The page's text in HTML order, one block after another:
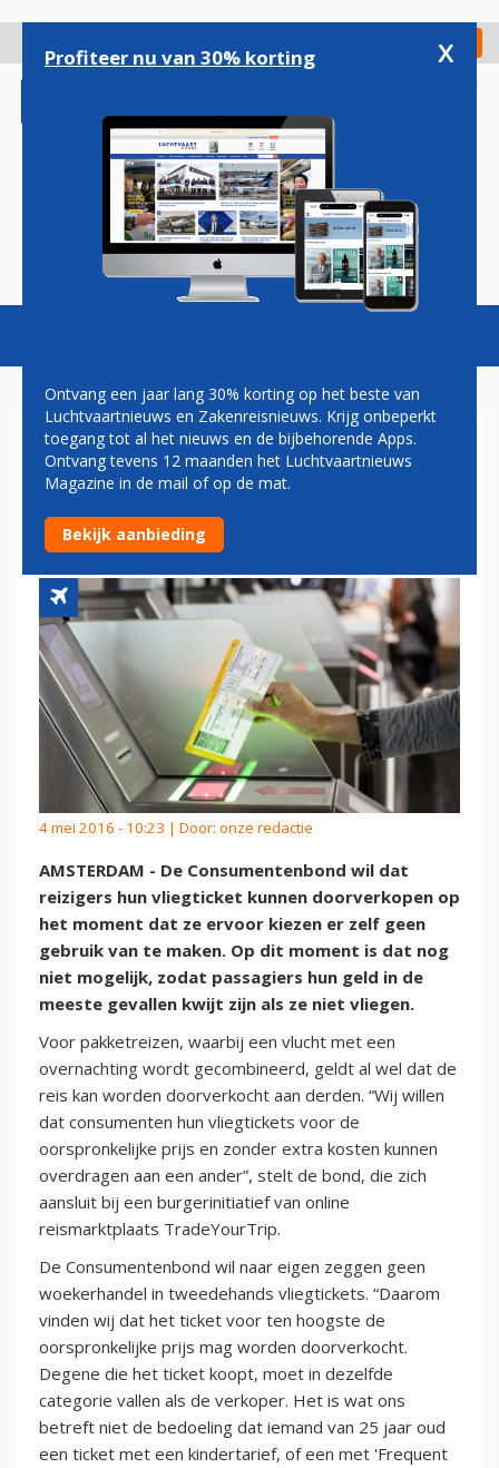
gaan
Check in
Magazine Podcasts Vacatures
CONSUMENTENBOND:
REIZIGER MOET TICKET
KUNNEN DOORVERKOPEN
4 mei 2016 - 10:23 | Door: onze redactie
AMSTERDAM - De Consumentenbond wil dat
reizigers hun vliegticket kunnen doorverkopen op
het moment dat ze ervoor kiezen er zelf geen
gebruik van te maken. Op dit moment is dat nog
niet mogelijk, zodat passagiers hun geld in de
meeste gevallen kwijt zijn als ze niet vliegen.
Voor pakketreizen, waarbij een vlucht met een
overnachting wordt gecombineerd, geldt al wel dat de
reis kan worden doorverkocht aan derden. “Wij willen
dat consumenten hun vliegtickets voor de
oorspronkelijke prijs en zonder extra kosten kunnen
overdragen aan een ander”, stelt de bond, die zich
aansluit bij een burgerinitiatief van online
reismarktplaats TradeYourTrip.
De Consumentenbond wil naar eigen zeggen geen
woekerhandel in tweedehands vliegtickets. “Daarom
vinden wij dat het ticket voor ten hoogste de
oorspronkelijke prijs mag worden doorverkocht.
Degene die het ticket koopt, moet in dezelfde
categorie vallen als de verkoper. Het is wat ons
betreft niet de bedoeling dat iemand van 25 jaar oud
een ticket met een kindertarief, of een met 'Frequent
Profiteer nu van 30% korting x
Ontvang een jaar lang 30% korting op het beste van
Luchtvaartnieuws en Zakenreisnieuws. Krijg onbeperkt
toegang tot al het nieuws en de bijbehorende Apps.
Ontvang tevens 12 maanden het Luchtvaartnieuws
Magazine in de mail of op de mat.
Bekijk aanbieding